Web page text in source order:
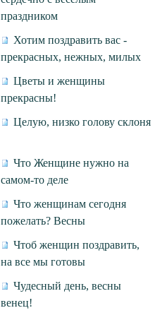
праздником
Хотим поздравить вас -
прекрасных, нежных, милых
Цветы и женщины
прекрасны!
Целую, низко голову склоня
Что Женщине нужно на
самом-то деле
Что женщинам сегодня
пожелать? Весны
Чтоб женщин поздравить,
на все мы готовы
Чудесный день, весны
венец!